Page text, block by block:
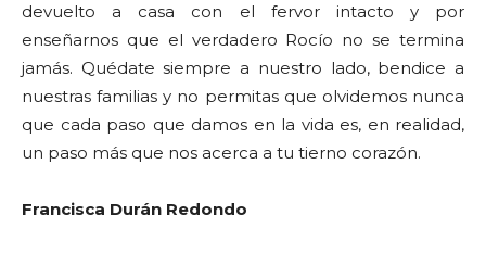
devuelto a casa con el fervor intacto y por
enseñarnos que el verdadero Rocío no se termina
jamás. Quédate siempre a nuestro lado, bendice a
nuestras familias y no permitas que olvidemos nunca
que cada paso que damos en la vida es, en realidad,
un paso más que nos acerca a tu tierno corazón.
Francisca Durán Redondo